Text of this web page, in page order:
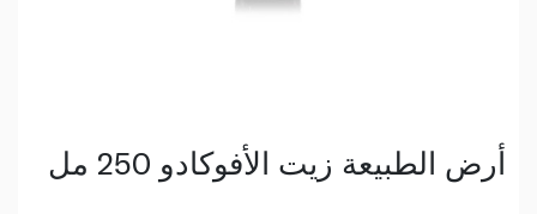
أرض الطبيعة زيت الأفوكادو 250 مل